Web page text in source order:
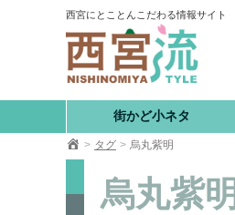
西宮にとことんこだわる情報サイト
街かど小ネタ
タグ 烏丸紫明
烏丸紫明